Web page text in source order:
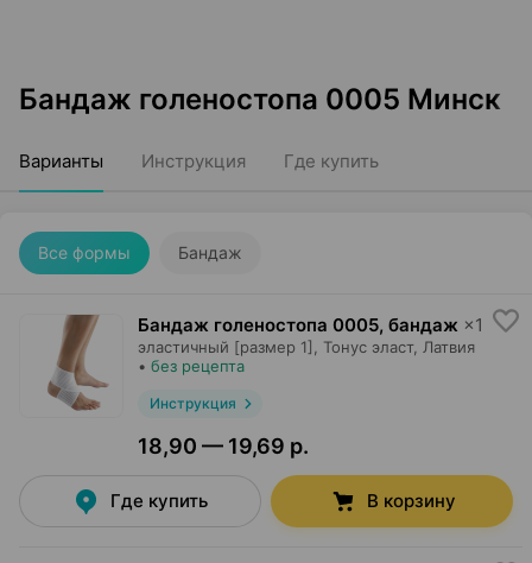
Бандаж голеностопа 0005 Минск
Варианты Инструкция Где купить
Все формы Бандаж
Бандаж голеностопа 0005, бандаж ×1
эластичный [размер 1], Тонус эласт, Латвия
• без рецепта
Инструкция
18,90 — 19,69 р.
Где купить В корзину